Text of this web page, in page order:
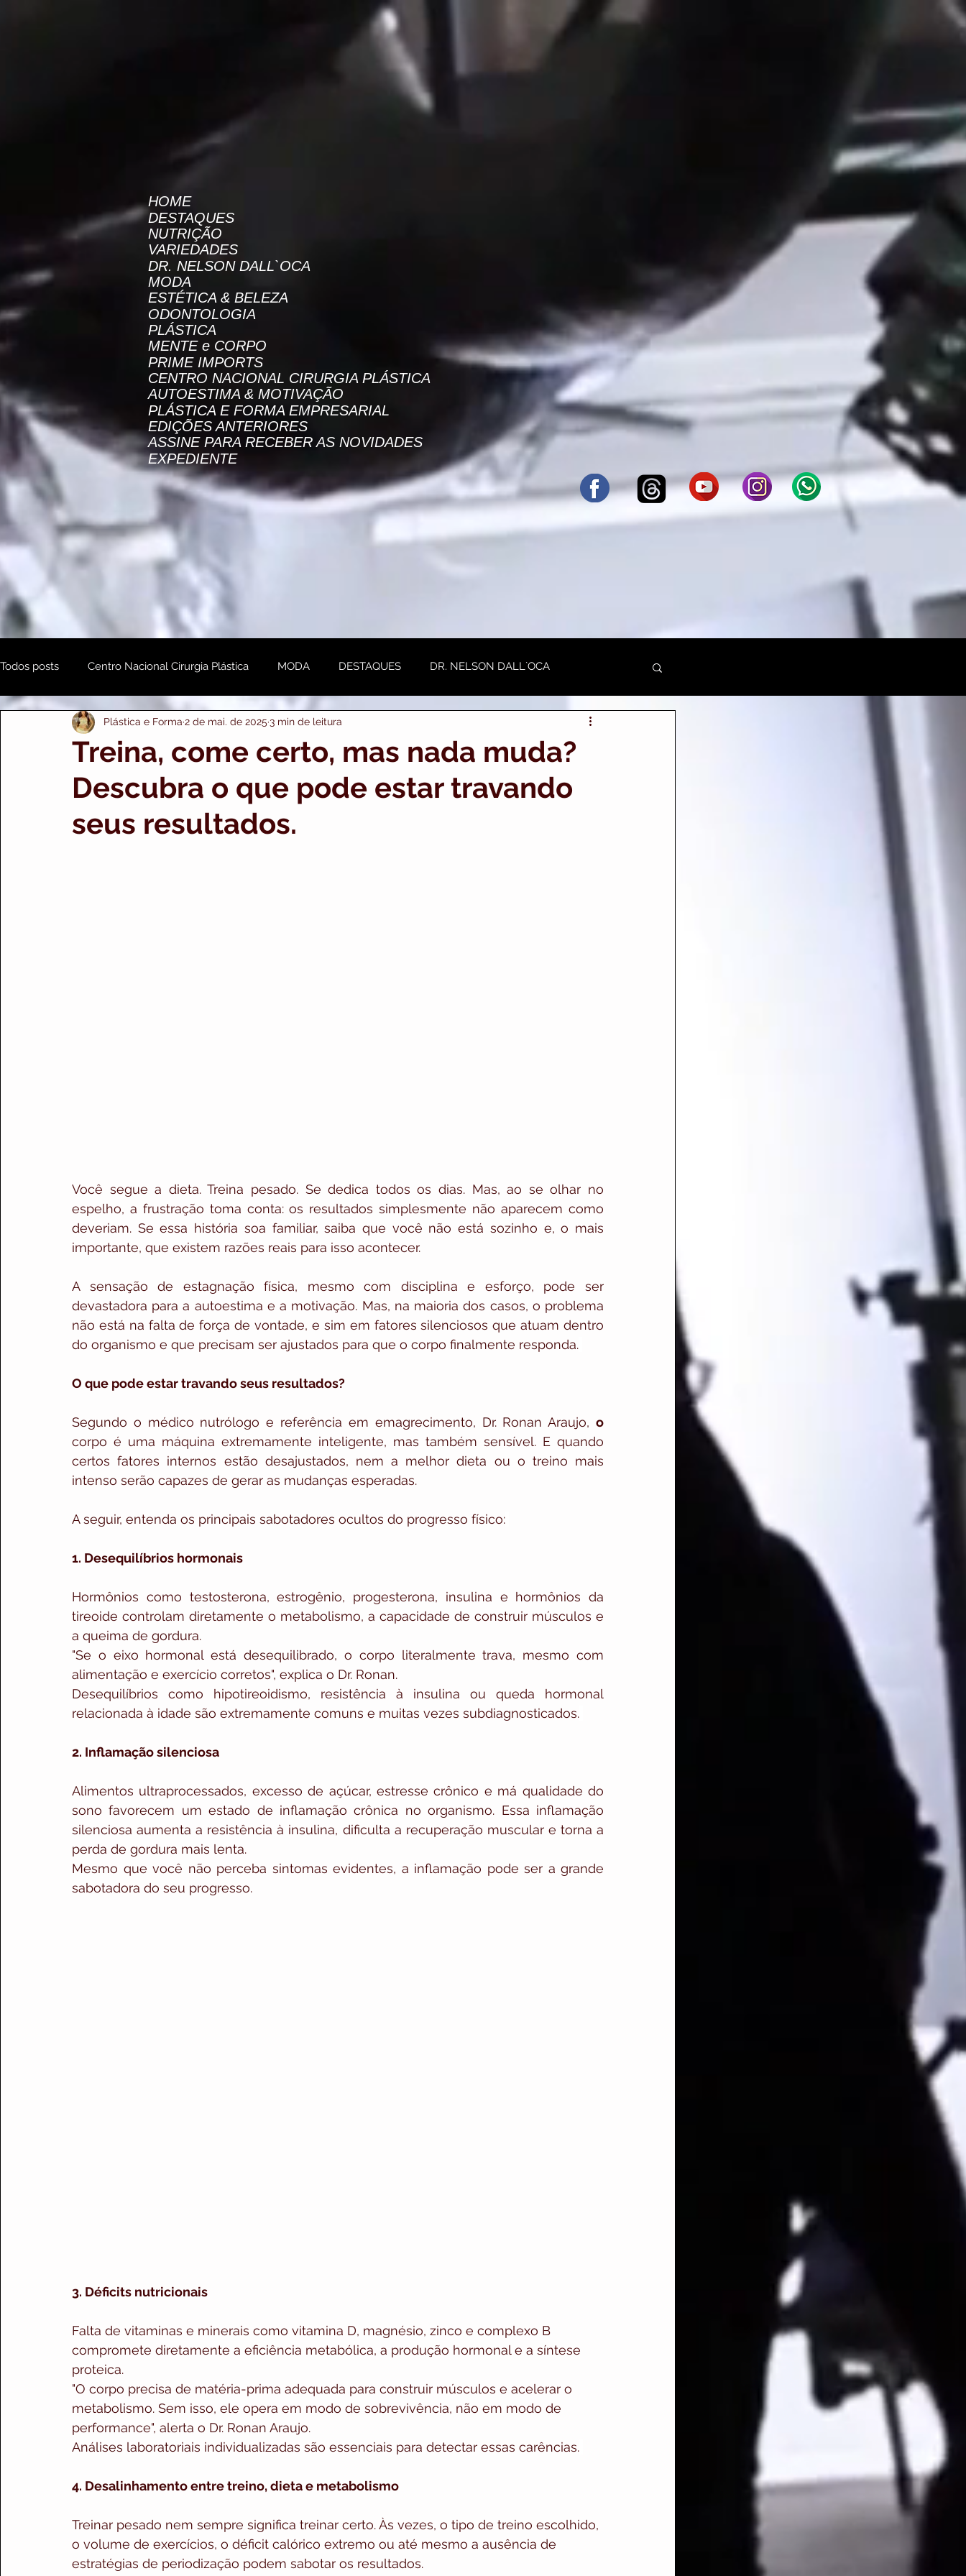
HOME
DESTAQUES
NUTRIÇÃO
VARIEDADES
DR. NELSON DALL`OCA
MODA
ESTÉTICA & BELEZA
ODONTOLOGIA
PLÁSTICA
MENTE e CORPO
PRIME IMPORTS
CENTRO NACIONAL CIRURGIA PLÁSTICA
AUTOESTIMA & MOTIVAÇÃO
PLÁSTICA E FORMA EMPRESARIAL
EDIÇÕES ANTERIORES
ASSINE PARA RECEBER AS NOVIDADES
EXPEDIENTE
Jeniffer Setti
Todos posts Centro Nacional Cirurgia Plástica MODA DESTAQUES DR. NELSON DALL`OCA
Estética & Beleza MENTE e CORPO Odonto NUTRIÇÃO
Plástica e Forma Empresarial PRIME IMPORTS Autoestima & Motivação
Treina, come certo, mas nada muda?
Descubra o que pode estar travando
seus resultados.
Plástica e Forma 2 de mai. de 2025 3 min de leitura
Você segue a dieta. Treina pesado. Se dedica todos os dias. Mas, ao se olhar no
espelho, a frustração toma conta: os resultados simplesmente não aparecem como
deveriam. Se essa história soa familiar, saiba que você não está sozinho e, o mais
importante, que existem razões reais para isso acontecer.
A sensação de estagnação física, mesmo com disciplina e esforço, pode ser
devastadora para a autoestima e a motivação. Mas, na maioria dos casos, o problema
não está na falta de força de vontade, e sim em fatores silenciosos que atuam dentro
do organismo e que precisam ser ajustados para que o corpo finalmente responda.
O que pode estar travando seus resultados?
Segundo o médico nutrólogo e referência em emagrecimento, Dr. Ronan Araujo,
corpo é uma máquina extremamente inteligente, mas também sensível. E quando
certos fatores internos estão desajustados, nem a melhor dieta ou o treino mais
intenso serão capazes de gerar as mudanças esperadas.
A seguir, entenda os principais sabotadores ocultos do progresso físico:
1. Desequilíbrios hormonais
Hormônios como testosterona, estrogênio, progesterona, insulina e hormônios da
tireoide controlam diretamente o metabolismo, a capacidade de construir músculos e
a queima de gordura.
"Se o eixo hormonal está desequilibrado, o corpo literalmente trava, mesmo com
alimentação e exercício corretos", explica o Dr. Ronan.
Desequilíbrios como hipotireoidismo, resistência à insulina ou queda hormonal
relacionada à idade são extremamente comuns e muitas vezes subdiagnosticados.
2. Inflamação silenciosa
Alimentos ultraprocessados, excesso de açúcar, estresse crônico e má qualidade do
sono favorecem um estado de inflamação crônica no organismo. Essa inflamação
silenciosa aumenta a resistência à insulina, dificulta a recuperação muscular e torna a
perda de gordura mais lenta.
Mesmo que você não perceba sintomas evidentes, a inflamação pode ser a grande
sabotadora do seu progresso.
3. Déficits nutricionais
Falta de vitaminas e minerais como vitamina D, magnésio, zinco e complexo B
compromete diretamente a eficiência metabólica, a produção hormonal e a síntese
proteica.
"O corpo precisa de matéria-prima adequada para construir músculos e acelerar o
metabolismo. Sem isso, ele opera em modo de sobrevivência, não em modo de
performance", alerta o Dr. Ronan Araujo.
Análises laboratoriais individualizadas são essenciais para detectar essas carências.
4. Desalinhamento entre treino, dieta e metabolismo
Treinar pesado nem sempre significa treinar certo. Às vezes, o tipo de treino escolhido,
o volume de exercícios, o déficit calórico extremo ou até mesmo a ausência de
estratégias de periodização podem sabotar os resultados.